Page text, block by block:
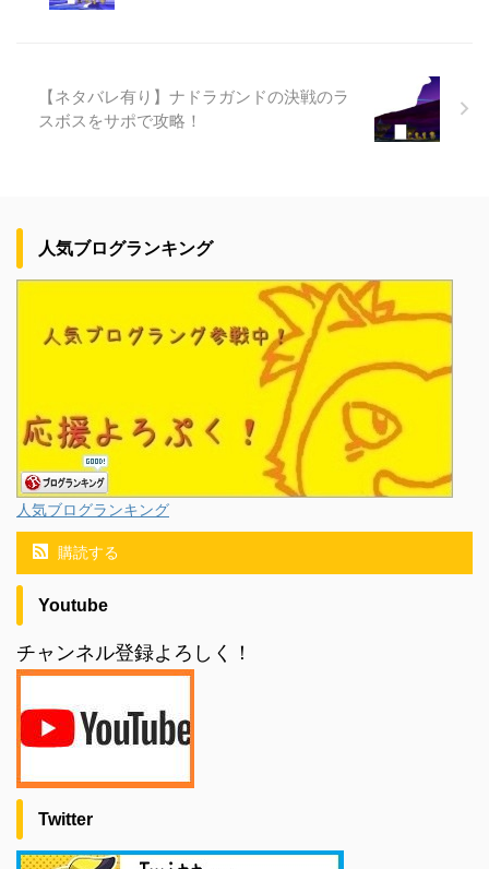
【ネタバレ有り】ナドラガンドの決戦のラ
スボスをサポで攻略！
人気ブログランキング
人気ブログランキング
購読する
Youtube
チャンネル登録よろしく！
Twitter